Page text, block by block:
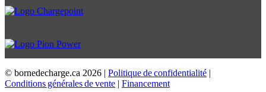
© bornedecharge.ca 2026 | Politique de confidentialité |
Conditions générales de vente | Financement